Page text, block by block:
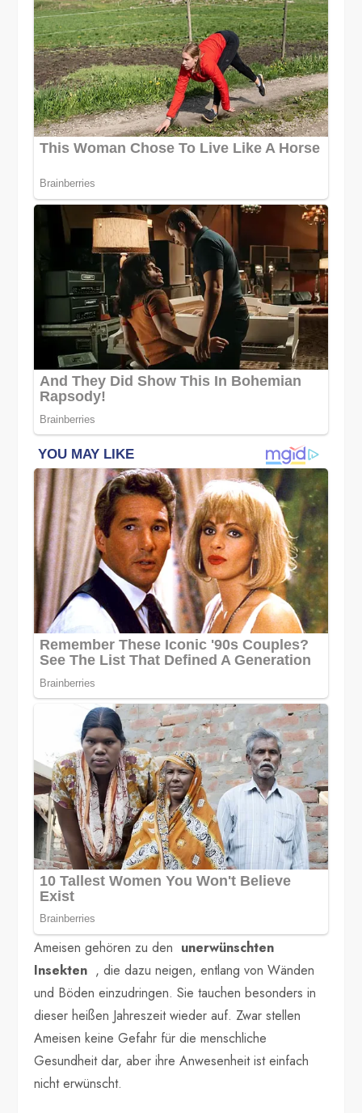
Ameisen gehören zu den unerwünschten
Insekten , die dazu neigen, entlang von Wänden
und Böden einzudringen. Sie tauchen besonders in
dieser heißen Jahreszeit wieder auf. Zwar stellen
Ameisen keine Gefahr für die menschliche
Gesundheit dar, aber ihre Anwesenheit ist einfach
nicht erwünscht.